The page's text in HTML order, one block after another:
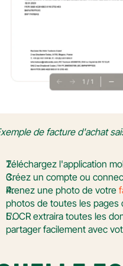
de facture d'achat
Téléchargez l'application
Créez un compte ou
Prenez une photo de votre
photos de toutes les pages
L'OCR extraira toutes les
partager facilement avec